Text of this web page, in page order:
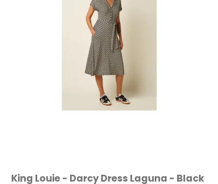
King Louie - Darcy Dress Laguna - Black